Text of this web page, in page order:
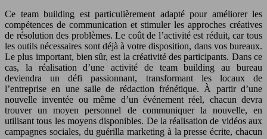
Ce team building est particulièrement adapté pour améliorer les
compétences de communication et stimuler les approches créatives
de résolution des problèmes. Le coût de l’activité est réduit, car tous
les outils nécessaires sont déjà à votre disposition, dans vos bureaux.
Le plus important, bien sûr, est la créativité des participants. Dans ce
cas, la réalisation d’une activité de team building au bureau
deviendra un défi passionnant, transformant les locaux de
l’entreprise en une salle de rédaction frénétique. À partir d’une
nouvelle inventée ou même d’un événement réel, chacun devra
trouver un moyen personnel de communiquer la nouvelle, en
utilisant tous les moyens disponibles. De la réalisation de vidéos aux
campagnes sociales, du guérilla marketing à la presse écrite, chacun